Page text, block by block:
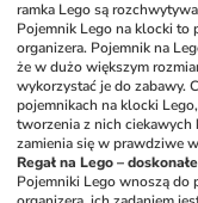
ramka Lego są
Pojemnik Lego na klocki to
organizera. Pojemnik na
że w dużo większym
wykorzystać je do zabawy.
pojemnikach na klocki
tworzenia z nich ciekawych
zamienia się w prawdziwe
Regał na Lego –
Pojemniki Lego wnoszą do